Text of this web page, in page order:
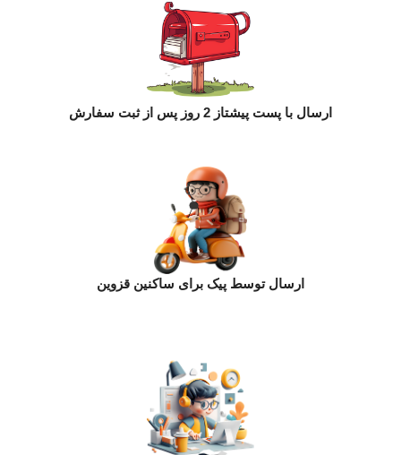
ارسال با پست پیشتاز 2 روز پس از ثبت سفارش
ارسال توسط پیک برای ساکنین قزوین